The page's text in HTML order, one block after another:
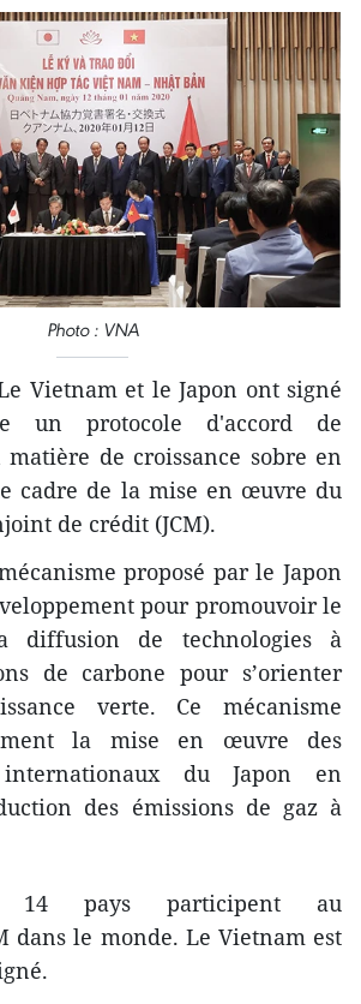
Photo : VNA
Vietnam et le Japon ont signé
un protocole d'accord de
de croissance sobre en
cadre de la mise en œuvre du
de crédit (JCM).
proposé par le Japon
pour promouvoir le
diffusion de technologies à
de carbone pour s’orienter
verte. Ce mécanisme
la mise en œuvre des
internationaux du Japon en
des émissions de gaz à
14 pays participent au
dans le monde. Le Vietnam est